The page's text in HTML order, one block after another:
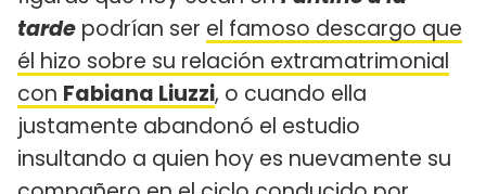
tarde podrían ser el famoso descargo que
él hizo sobre su relación extramatrimonial
con Fabiana Liuzzi, o cuando ella
justamente abandonó el estudio
insultando a quien hoy es nuevamente su